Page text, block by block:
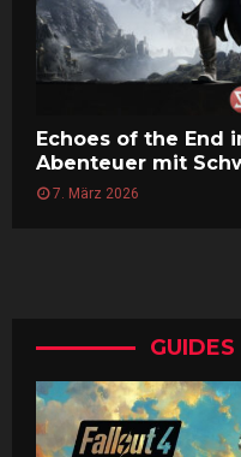
Echoes of the End
Abenteuer mit
7. März 2026
GUIDES